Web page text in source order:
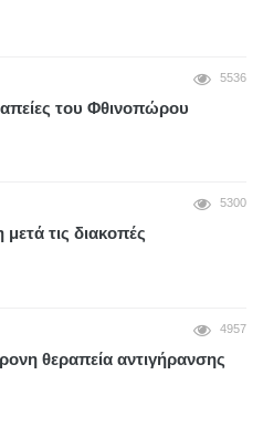
5536
του Φθινοπώρου
5300
τις διακοπές
4957
θεραπεία αντιγήρανσης